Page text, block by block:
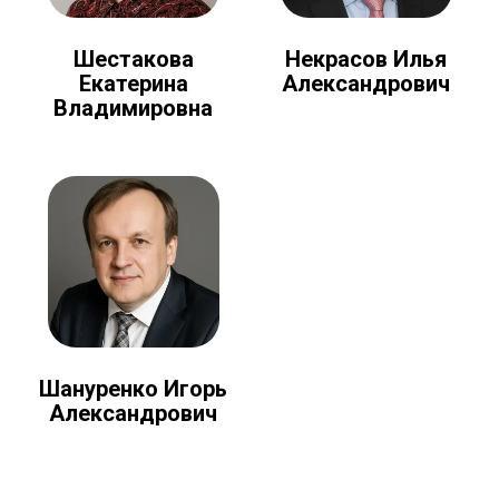
Шестакова
Екатерина
Владимировна
Некрасов Илья
Александрович
Шануренко Игорь
Александрович